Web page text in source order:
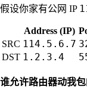
假设你家有公网 IP
Address (IP)
SRC 114.5.6.7
DST 1.2.3.4
谁允许路由器动我包